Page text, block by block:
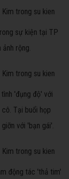
sự kiện tại TP
rộng.
'đụng độ' với
Tại buổi họp
với 'bạn gái'.
động tác 'thả tim'